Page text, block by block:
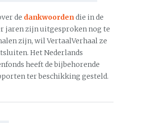
de dankwoordendie in de
jaren zijn uitgesproken nog te
zijn, wil VertaalVerhaal ze
Het Nederlands
heeft de bijbehorende
ter beschikking gesteld.